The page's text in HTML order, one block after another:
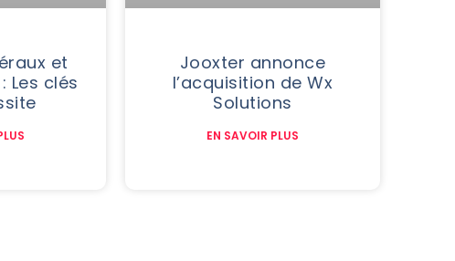
et
Les clés
Jooxter annonce
l’acquisition de Wx
Solutions
EN SAVOIR PLUS